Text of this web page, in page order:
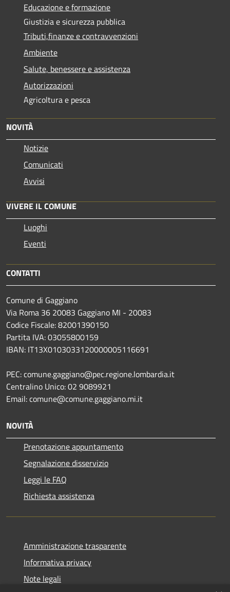
Educazione e formazione
Giustizia e sicurezza pubblica
Tributi,finanze e contravvenzioni
Ambiente
Salute, benessere e assistenza
Autorizzazioni
Agricoltura e pesca
NOVITÀ
Notizie
Comunicati
Avvisi
VIVERE IL COMUNE
Luoghi
Eventi
CONTATTI
Comune di Gaggiano
Via Roma 36 20083 Gaggiano MI - 20083
Codice Fiscale: 82001390150
Partita IVA: 03055800159
IBAN: IT13X0103033120000005116691
PEC: comune.gaggiano@pec.regione.lombardia.it
Centralino Unico: 02 9089921
Email: comune@comune.gaggiano.mi.it
NOVITÀ
Prenotazione appuntamento
Segnalazione disservizio
Leggi le FAQ
Richiesta assistenza
Amministrazione trasparente
Informativa privacy
Note legali